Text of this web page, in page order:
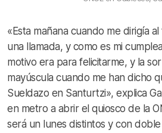
«Esta mañana cuando me dirigía
una llamada, y como es mi
motivo era para felicitarme, y la
mayúscula cuando me han dicho
Sueldazo en Santurtzi», explica
en metro a abrir el quiosco de la
será un lunes distintos y con